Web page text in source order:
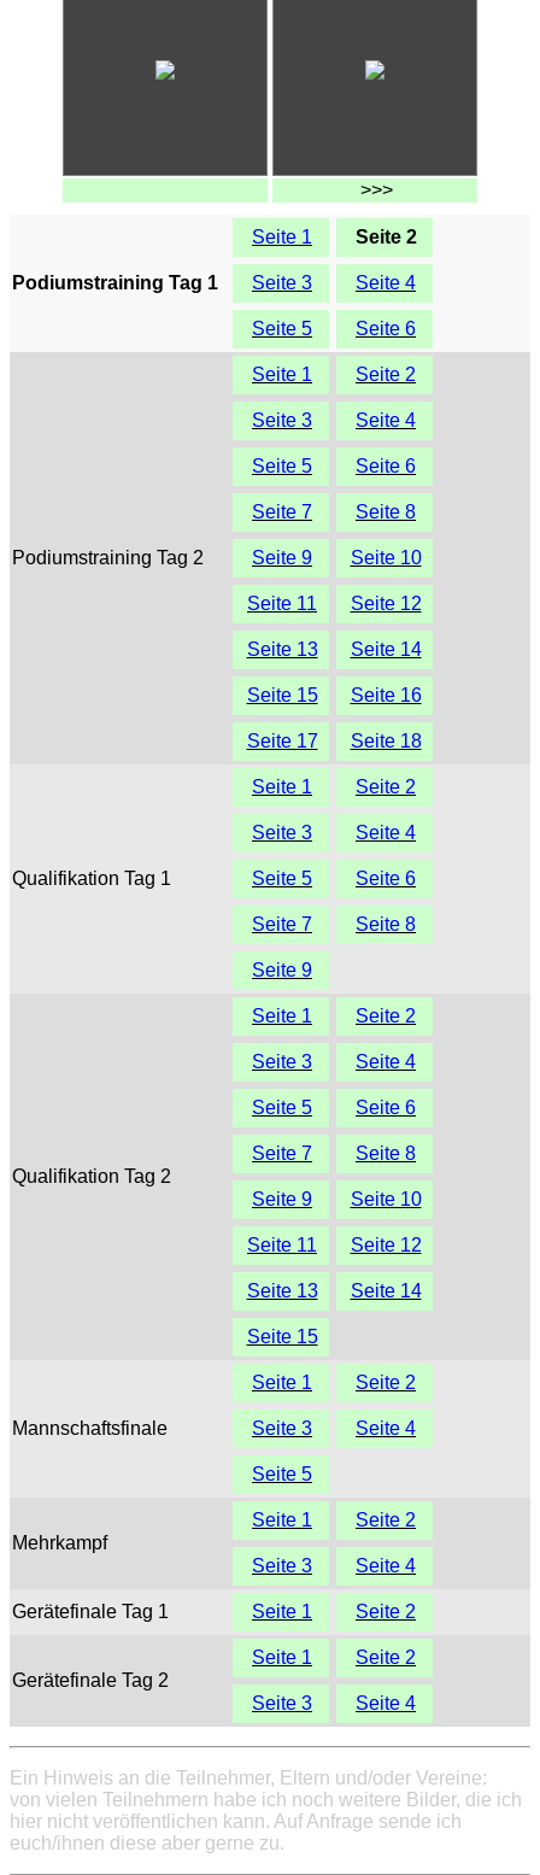
>>>
Podiumstraining Tag 1
Seite 1 Seite 2
Seite 3 Seite 4
Seite 5 Seite 6
Podiumstraining Tag 2
Seite 1 Seite 2
Seite 3 Seite 4
Seite 5 Seite 6
Seite 7 Seite 8
Seite 9 Seite 10
Seite 11 Seite 12
Seite 13 Seite 14
Seite 15 Seite 16
Seite 17 Seite 18
Qualifikation Tag 1
Seite 1 Seite 2
Seite 3 Seite 4
Seite 5 Seite 6
Seite 7 Seite 8
Seite 9
Qualifikation Tag 2
Seite 1 Seite 2
Seite 3 Seite 4
Seite 5 Seite 6
Seite 7 Seite 8
Seite 9 Seite 10
Seite 11 Seite 12
Seite 13 Seite 14
Seite 15
Mannschaftsfinale
Seite 1 Seite 2
Seite 3 Seite 4
Seite 5
Mehrkampf
Seite 1 Seite 2
Seite 3 Seite 4
Gerätefinale Tag 1 Seite 1 Seite 2
Gerätefinale Tag 2
Seite 1 Seite 2
Seite 3 Seite 4
Ein Hinweis an die Teilnehmer, Eltern und/oder Vereine:
von vielen Teilnehmern habe ich noch weitere Bilder, die ich
hier nicht veröffentlichen kann. Auf Anfrage sende ich
euch/ihnen diese aber gerne zu.